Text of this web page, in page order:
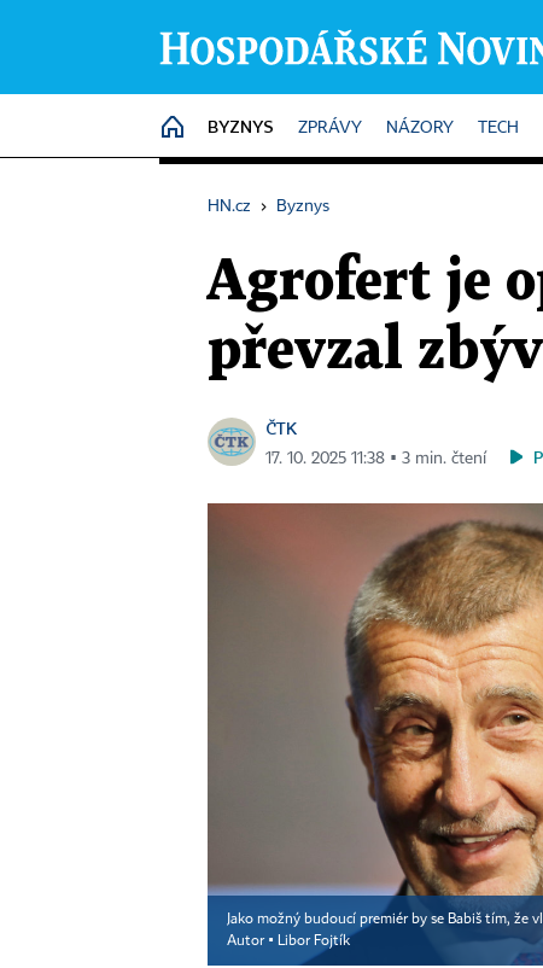
HOME
BYZNYS ZPRÁVY NÁZORY TECH
HN.cz › Byznys
Agrofert je
převzal
ČTK
17. 10. 2025 11:38 ▪ 3 min. čtení
Jako možný budoucí premiér by se Babiš tím,
Autor ▪ Libor Fojtík